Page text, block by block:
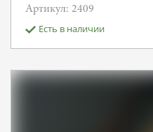
Артикул: 2409
Есть в наличии